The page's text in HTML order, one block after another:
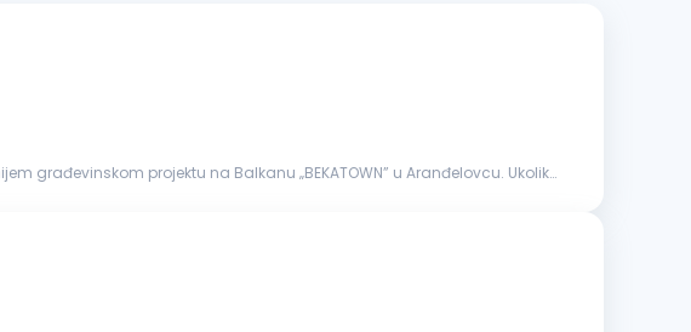
građevinskom projektu na Balkanu „BEKATOWN” u Aranđelovcu. Ukoliko